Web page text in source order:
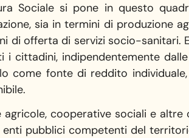
Sociale si pone in questo
sia in termini di produzione
di offerta di servizi socio-sanitari.
cittadini, indipendentemente
come fonte di reddito
cooperative sociali e altre
pubblici competenti del